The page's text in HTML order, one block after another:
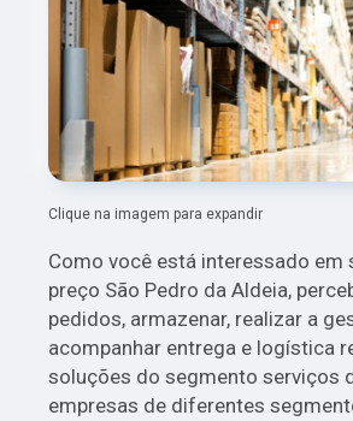
Clique na imagem para expandir
Como você está interessado
preço São Pedro da Aldeia,
pedidos, armazenar, realizar a
acompanhar entrega e logística
soluções do segmento serviços
empresas de diferentes